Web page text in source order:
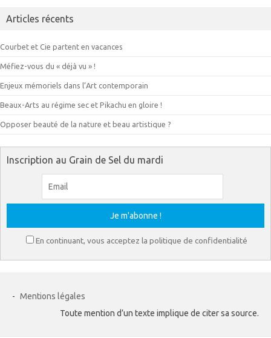
Articles récents
Courbet et Cie partent en vacances
Méfiez-vous du « déjà vu » !
Enjeux mémoriels dans l’Art contemporain
Beaux-Arts au régime sec et Pikachu en gloire !
Opposer beauté de la nature et beau artistique ?
Inscription au Grain de Sel du mardi
En continuant, vous acceptez la politique de confidentialité
- Mentions légales
Toute mention d’un texte implique de citer sa source.